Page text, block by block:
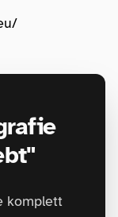
komplett